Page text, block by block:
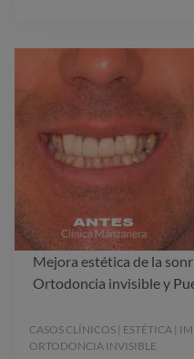
Mejora estética de la
Ortodoncia invisible y
CASOS CLÍNICOS | ESTÉTICA |
ORTODONCIA INVISIBLE